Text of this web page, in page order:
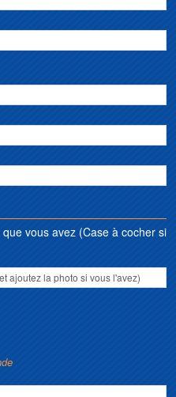
vous avez (Case à cocher si